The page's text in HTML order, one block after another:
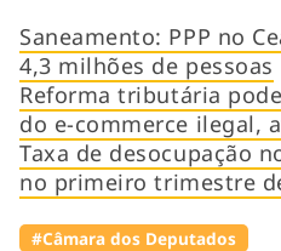
Saneamento: PPP no
4,3 milhões de pessoas
Reforma tributária
do e-commerce ilegal,
Taxa de desocupação
no primeiro trimestre
#Câmara dos Deputados